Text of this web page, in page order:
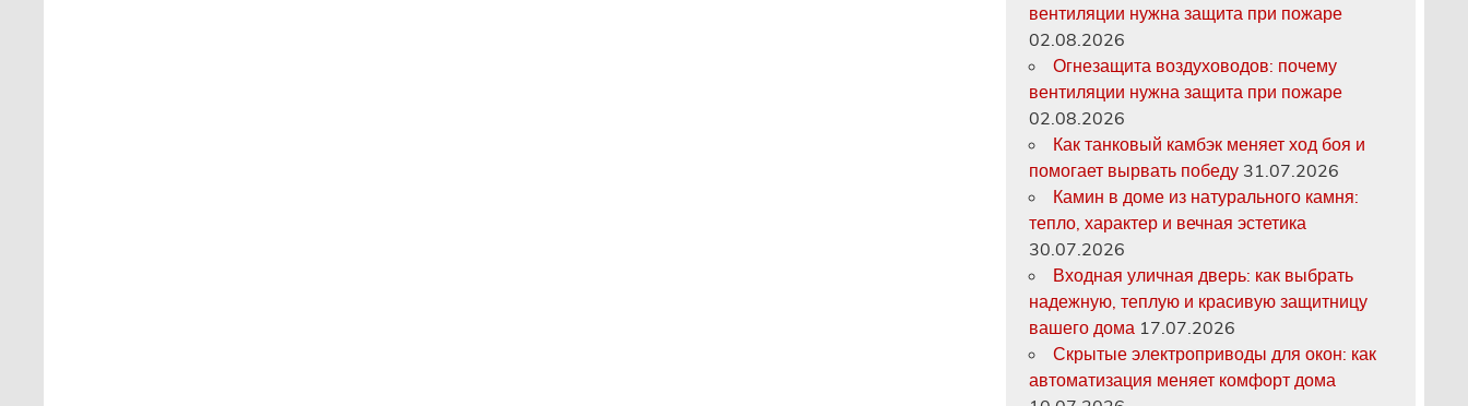
вентиляции нужна защита при пожаре
02.08.2026
Огнезащита воздуховодов: почему
вентиляции нужна защита при пожаре
02.08.2026
Как танковый камбэк меняет ход боя и
помогает вырвать победу 31.07.2026
Камин в доме из натурального камня:
тепло, характер и вечная эстетика
30.07.2026
Входная уличная дверь: как выбрать
надежную, теплую и красивую защитницу
вашего дома 17.07.2026
Скрытые электроприводы для окон: как
автоматизация меняет комфорт дома